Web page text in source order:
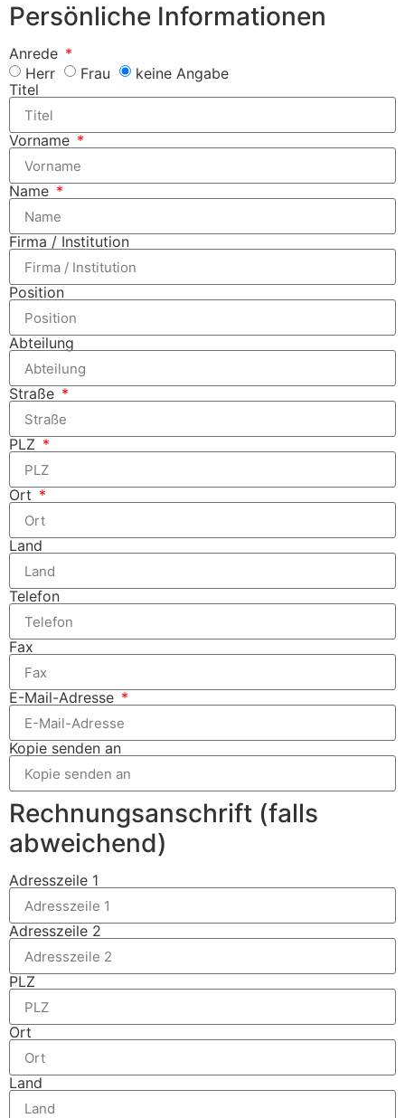
Persönliche Informationen
Anrede
Herr
Frau
keine Angabe
Titel
Vorname
Name
Firma / Institution
Position
Abteilung
Straße
PLZ
Ort
Land
Telefon
Fax
E-Mail-Adresse
Kopie senden an
Rechnungsanschrift (falls
abweichend)
Adresszeile 1
Adresszeile 2
PLZ
Ort
Land